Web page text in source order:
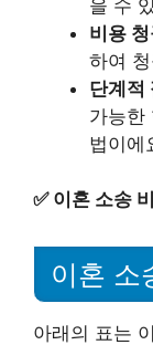
을 수
비용
하여
단계적
가능한
법이에
✅ 이혼 소송
이혼 소
아래의 표는